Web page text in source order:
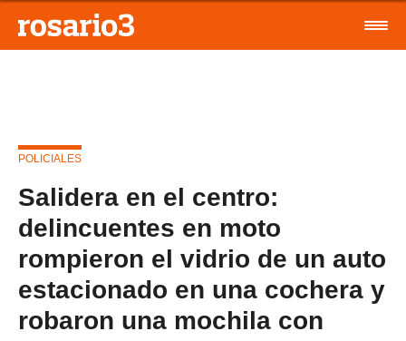
POLICIALES
Salidera en el centro:
delincuentes en moto
rompieron el vidrio de un auto
estacionado en una cochera y
robaron una mochila con